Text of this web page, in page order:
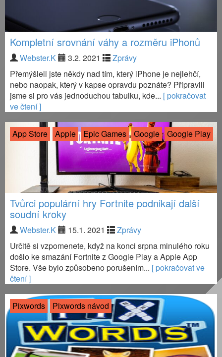
Kompletní srovnání váhy a rozměru iPhonů
Webster.K 3.2. 2021
Zprávy
Přemýšleli jste někdy nad tím, který iPhone je nejlehčí,
nebo naopak, který v kapse opravdu poznáte? Připravili
jsme si pro vás jednoduchou tabulku, kde... [ pokračovat
ve čtení ]
App Store Apple Epic Games Google Google Play
Tvůrci populární hry Fortnite podnikají další
soudní kroky
Webster.K 15.1. 2021
Zprávy
Určitě si vzpomenete, když na konci srpna minulého roku
došlo ke smazání Fortnite z Google Play a Apple App
Store. Vše bylo způsobeno porušením... [ pokračovat ve
čtení ]
Pixwords Pixwords návod